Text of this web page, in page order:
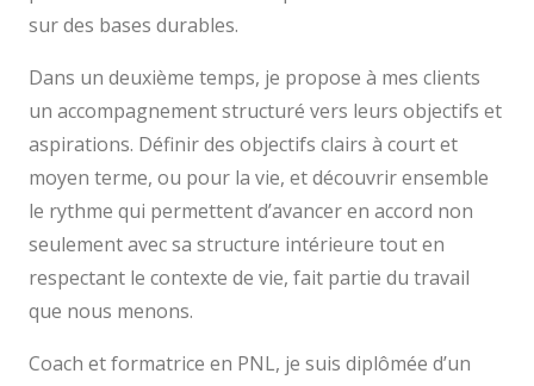
sur des bases durables.
Dans un deuxième temps, je propose à mes clients
un accompagnement structuré vers leurs objectifs et
aspirations. Définir des objectifs clairs à court et
moyen terme, ou pour la vie, et découvrir ensemble
le rythme qui permettent d’avancer en accord non
seulement avec sa structure intérieure tout en
respectant le contexte de vie, fait partie du travail
que nous menons.
Coach et formatrice en PNL, je suis diplômée d’un